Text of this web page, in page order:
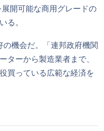
展開可能な商用グレードの
る。
の機会だ。「連邦政府機関
ターから製造業者まで、
買っている広範な経済を